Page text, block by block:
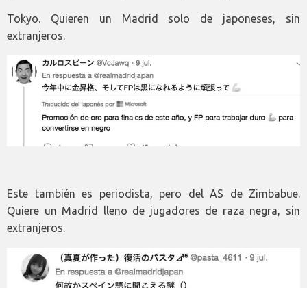
Tokyo. Quieren un Madrid solo de japoneses, sin
extranjeros.
Este también es periodista, pero del AS de Zimbabue.
Quiere un Madrid lleno de jugadores de raza negra, sin
extranjeros.